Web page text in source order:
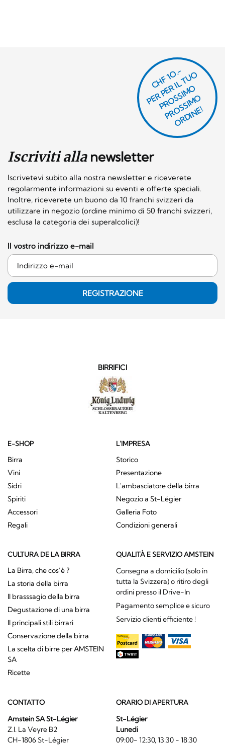
Iscriviti allanewsletter
Iscrivetevi subito alla nostra newsletter e riceverete
regolarmente informazioni su eventi e offerte speciali.
Inoltre, riceverete un buono da 10 franchi svizzeri da
utilizzare in negozio (ordine minimo di 50 franchi svizzeri,
esclusa la categoria dei superalcolici)!
CHF 1O.-
P
E
R
P
E
R I
L
T
U
O
P
R
O
S
SI
M
O
P
R
O
S
SI
M
O
O
R
DI
N
E!
Il vostro indirizzo e-mail
REGISTRAZIONE
BIRRIFICI
E-SHOP
Birra
Vini
Sidri
Spiriti
Accessori
Regali
L'IMPRESA
Storico
Presentazione
L'ambasciatore della birra
Negozio a St-Légier
Galleria Foto
Condizioni generali
CULTURA DE LA BIRRA
La Birra, che cos’è ?
La storia della birra
Il brasssagio della birra
Degustazione di una birra
Il principali stili birrari
Conservazione della birra
La scelta di birre per AMSTEIN
SA
Ricette
QUALITÀ E SERVIZIO AMSTEIN
Consegna a domicilio (solo in
tutta la Svizzera) o ritiro degli
ordini presso il Drive-In
Pagamento semplice e sicuro
Servizio clienti efficiente !
CONTATTO
Amstein SA St-Légier
Z.I. La Veyre B2
CH-1806 St-Légier
ORARIO DI APERTURA
St-Légier
Lunedi
09:00- 12:30, 13:30 - 18:30